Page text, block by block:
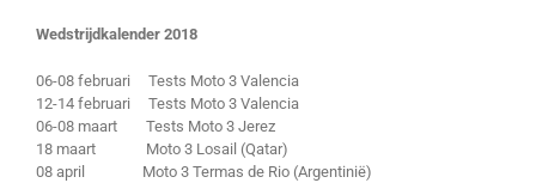
Wedstrijdkalender 2018
06-08 februari Tests Moto 3 Valencia
12-14 februari Tests Moto 3 Valencia
06-08 maart Tests Moto 3 Jerez
18 maart Moto 3 Losail (Qatar)
08 april Moto 3 Termas de Rio (Argentinië)